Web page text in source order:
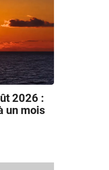
2026 :
un mois